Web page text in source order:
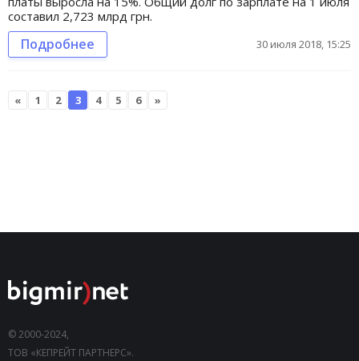
составил 2,723 млрд грн.
Подробнее 30 июля 2018, 15:25
« 1 2 3 4 5 6 »
© 2000-2024,
ТОВ «КЕПРЕЙТ ПАРТНЕРС».